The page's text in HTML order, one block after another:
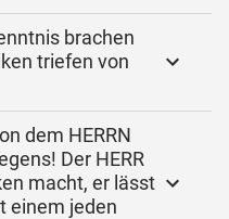
brachen
triefen von
dem HERRN
Der HERR
macht, er lässt
einem jeden